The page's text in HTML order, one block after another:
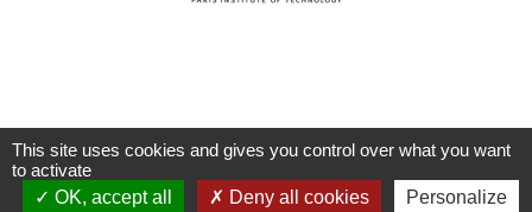
This site uses cookies and gives you control over what you want
to activate
OK, accept all
Deny all cookies Personalize